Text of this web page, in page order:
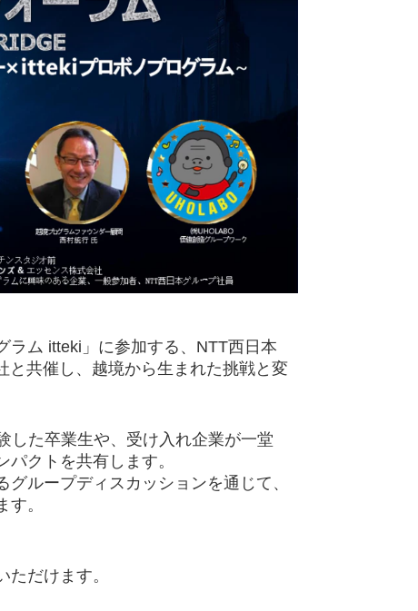
ラム itteki」に参加する、NTT西日本
と共催し、越境から生まれた挑戦と変
した卒業生や、受け入れ企業が一堂
クトを共有します。
ループディスカッションを通じて、
。
だけます。